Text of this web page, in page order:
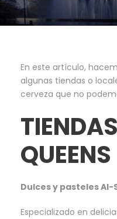
En este artículo,
algunas tiendas o
cerveza que no
QUEENS
Dulces y pasteles Al-
Especializado en